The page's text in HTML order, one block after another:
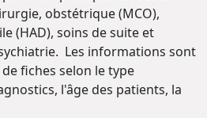
obstétrique (MCO),
(HAD), soins de suite et
Les informations sont
fiches selon le type
l'âge des patients, la